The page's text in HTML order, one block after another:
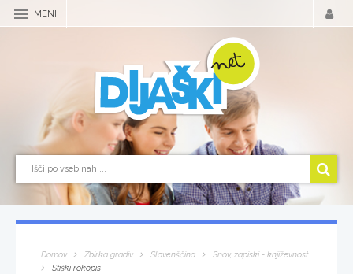
MENI
Domov Zbirka gradiv Slovenščina
Snov, zapiski - književnost
Stiški rokopis